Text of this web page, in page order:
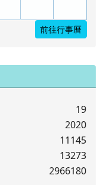
前往行事曆
19
2020
11145
13273
2966180